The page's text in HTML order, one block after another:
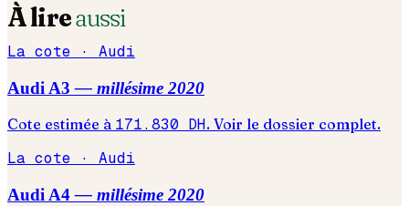
À lireaussi
La cote · Audi
Audi A3 — millésime 2020
Cote estimée à 171.830 DH. Voir le dossier complet.
La cote · Audi
Audi A4 — millésime 2020